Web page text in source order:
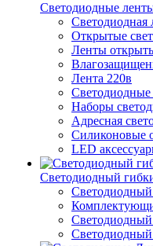
Светодиодные
Светодиодная
Открытые
Ленты
Лента 220в
Наборы
Адресная
Силиконовые
LED
Светодиодный
Светодиодный
Светодиодный
Светодиодный